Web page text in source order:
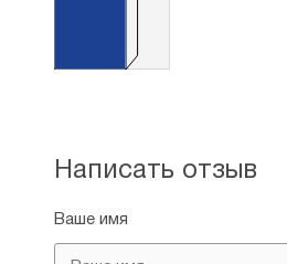
Написать отзыв
Ваше имя